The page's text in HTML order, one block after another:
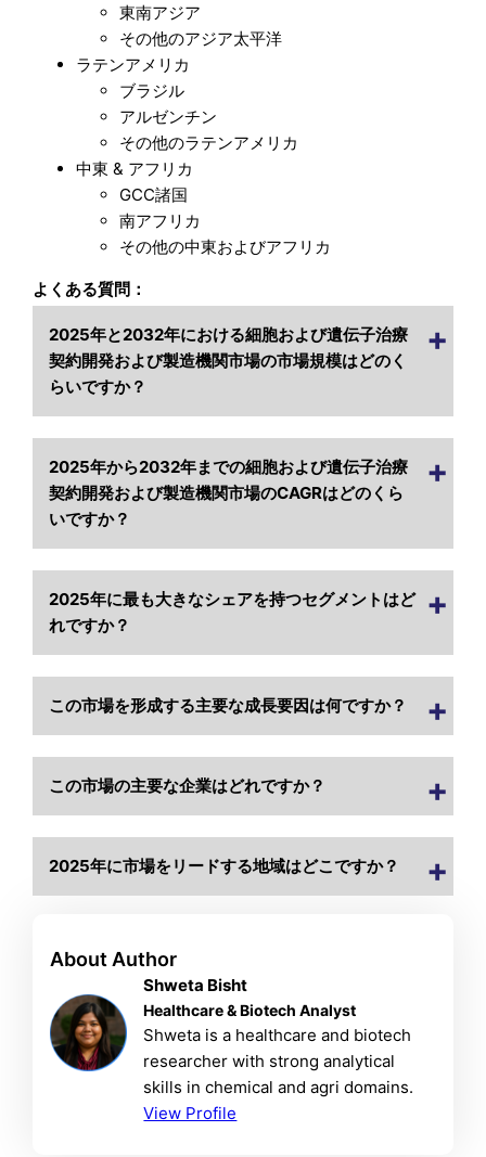
東南アジア
その他のアジア太平洋
ラテンアメリカ
ブラジル
アルゼンチン
その他のラテンアメリカ
中東 & アフリカ
GCC諸国
南アフリカ
その他の中東およびアフリカ
よくある質問：
2025年と2032年における細胞および遺伝子治療
契約開発および製造機関市場の市場規模はどのく
らいですか？
2025年から2032年までの細胞および遺伝子治療
契約開発および製造機関市場のCAGRはどのくら
いですか？
2025年に最も大きなシェアを持つセグメントはど
れですか？
この市場を形成する主要な成長要因は何ですか？
この市場の主要な企業はどれですか？
2025年に市場をリードする地域はどこですか？
About Author
Shweta Bisht
Healthcare & Biotech Analyst
Shweta is a healthcare and biotech
researcher with strong analytical
skills in chemical and agri domains.
View Profile